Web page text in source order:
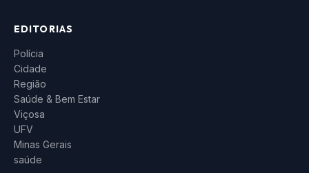
EDITORIAS
Polícia
Cidade
Região
Saúde & Bem Estar
Viçosa
UFV
Minas Gerais
saúde